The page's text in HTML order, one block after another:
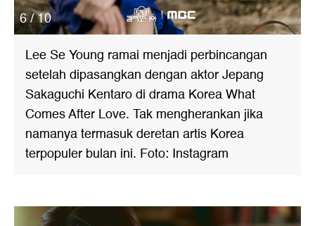
6 / 10
Lee Se Young ramai menjadi perbincangan
setelah dipasangkan dengan aktor Jepang
Sakaguchi Kentaro di drama Korea What
Comes After Love. Tak mengherankan jika
namanya termasuk deretan artis Korea
terpopuler bulan ini. Foto: Instagram